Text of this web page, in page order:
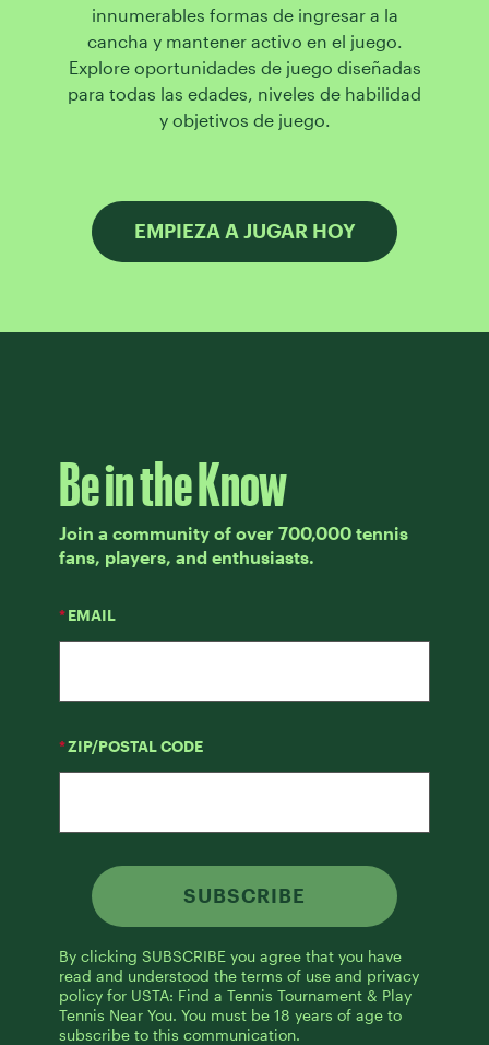
innumerables formas de ingresar a la
cancha y mantener activo en el juego.
Explore oportunidades de juego diseñadas
para todas las edades, niveles de habilidad
y objetivos de juego.
EMPIEZA A JUGAR HOY
Be in the Know
Join a community of over 700,000 tennis
fans, players, and enthusiasts.
* EMAIL
* ZIP/POSTAL CODE
SUBSCRIBE
By clicking SUBSCRIBE you agree that you have
read and understood the terms of use and privacy
policy for USTA: Find a Tennis Tournament & Play
Tennis Near You. You must be 18 years of age to
subscribe to this communication.